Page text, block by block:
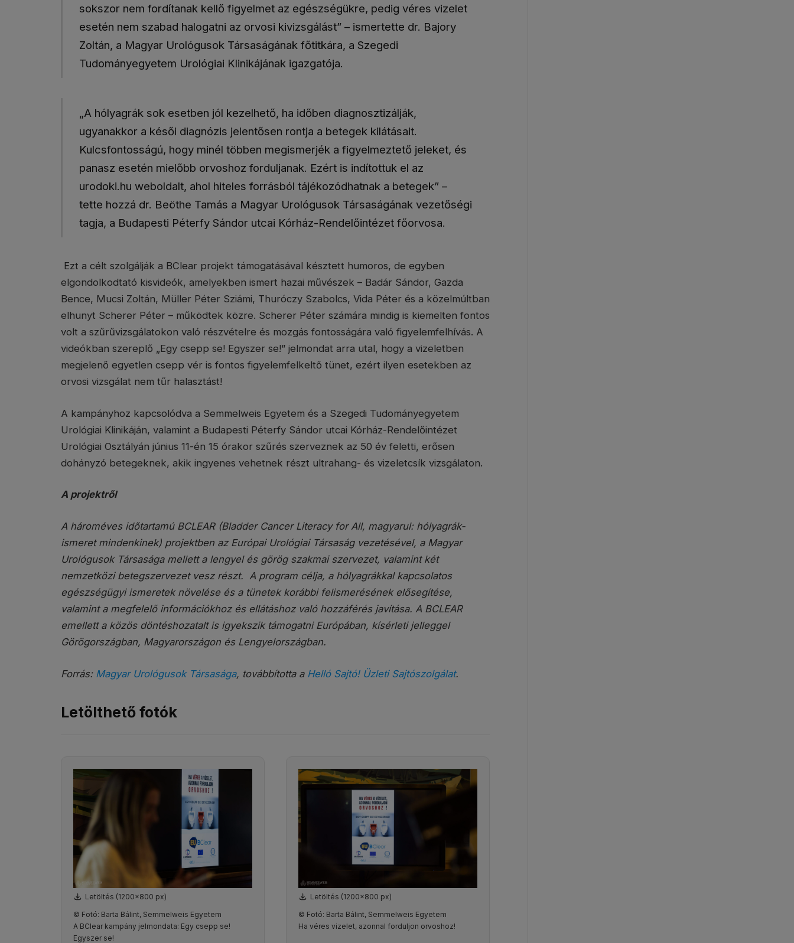
sokszor nem fordítanak kellő figyelmet az egészségükre, pedig véres vizelet
esetén nem szabad halogatni az orvosi kivizsgálást” – ismertette dr. Bajory
Zoltán, a Magyar Urológusok Társaságának főtitkára, a Szegedi
Tudományegyetem Urológiai Klinikájának igazgatója.
„A hólyagrák sok esetben jól kezelhető, ha időben diagnosztizálják,
ugyanakkor a késői diagnózis jelentősen rontja a betegek kilátásait.
Kulcsfontosságú, hogy minél többen megismerjék a figyelmeztető jeleket, és
panasz esetén mielőbb orvoshoz forduljanak. Ezért is indítottuk el az
urodoki.hu weboldalt, ahol hiteles forrásból tájékozódhatnak a betegek” –
tette hozzá dr. Beöthe Tamás a Magyar Urológusok Társaságának vezetőségi
tagja, a Budapesti Péterfy Sándor utcai Kórház-Rendelőintézet főorvosa.
Ezt a célt szolgálják a BClear projekt támogatásával késztett humoros, de egyben
elgondolkodtató kisvideók, amelyekben ismert hazai művészek – Badár Sándor, Gazda
Bence, Mucsi Zoltán, Müller Péter Sziámi, Thuróczy Szabolcs, Vida Péter és a közelmúltban
elhunyt Scherer Péter – működtek közre. Scherer Péter számára mindig is kiemelten fontos
volt a szűrűvizsgálatokon való részvételre és mozgás fontosságára való figyelemfelhívás. A
videókban szereplő „Egy csepp se! Egyszer se!” jelmondat arra utal, hogy a vizeletben
megjelenő egyetlen csepp vér is fontos figyelemfelkeltő tünet, ezért ilyen esetekben az
orvosi vizsgálat nem tűr halasztást!
A kampányhoz kapcsolódva a Semmelweis Egyetem és a Szegedi Tudományegyetem
Urológiai Klinikáján, valamint a Budapesti Péterfy Sándor utcai Kórház-Rendelőintézet
Urológiai Osztályán június 11-én 15 órakor szűrés szerveznek az 50 év feletti, erősen
dohányzó betegeknek, akik ingyenes vehetnek részt ultrahang- és vizeletcsík vizsgálaton.
A projektről
A hároméves időtartamú BCLEAR (Bladder Cancer Literacy for All, magyarul: hólyagrák-
ismeret mindenkinek) projektben az Európai Urológiai Társaság vezetésével, a Magyar
Urológusok Társasága mellett a lengyel és görög szakmai szervezet, valamint két
nemzetközi betegszervezet vesz részt. A program célja, a hólyagrákkal kapcsolatos
egészségügyi ismeretek növelése és a tünetek korábbi felismerésének elősegítése,
valamint a megfelelő információkhoz és ellátáshoz való hozzáférés javítása. A BCLEAR
emellett a közös döntéshozatalt is igyekszik támogatni Európában, kísérleti jelleggel
Görögországban, Magyarországon és Lengyelországban.
Forrás: Magyar Urológusok Társasága, továbbította a Helló Sajtó! Üzleti Sajtószolgálat.
Letölthető fotók
Letöltés (1200x800 px)
© Fotó: Barta Bálint, Semmelweis Egyetem
A BClear kampány jelmondata: Egy csepp se!
Egyszer se!
Letöltés (1200x800 px)
© Fotó: Barta Bálint, Semmelweis Egyetem
Ha véres vizelet, azonnal forduljon orvoshoz!